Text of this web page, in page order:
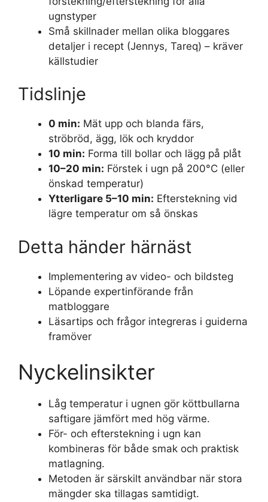
ugnstyper
Små skillnader mellan olika bloggares
detaljer i recept (Jennys, Tareq) – kräver
källstudier
Tidslinje
0 min: Mät upp och blanda färs,
ströbröd, ägg, lök och kryddor
10 min: Forma till bollar och lägg på plåt
10–20 min: Förstek i ugn på 200°C (eller
önskad temperatur)
Ytterligare 5–10 min: Efterstekning vid
lägre temperatur om så önskas
Detta händer härnäst
Implementering av video- och bildsteg
Löpande expertinförande från
matbloggare
Läsartips och frågor integreras i guiderna
framöver
Nyckelinsikter
Låg temperatur i ugnen gör köttbullarna
saftigare jämfört med hög värme.
För- och efterstekning i ugn kan
kombineras för både smak och praktisk
matlagning.
Metoden är särskilt användbar när stora
mängder ska tillagas samtidigt.